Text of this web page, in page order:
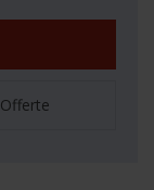
Offerte